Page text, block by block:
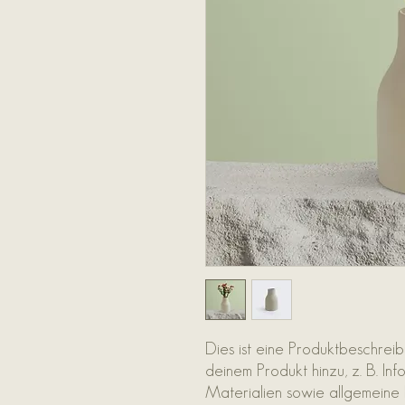
Dies ist eine
deinem Produkt hinzu, z. B.
Materialien sowie allgemeine